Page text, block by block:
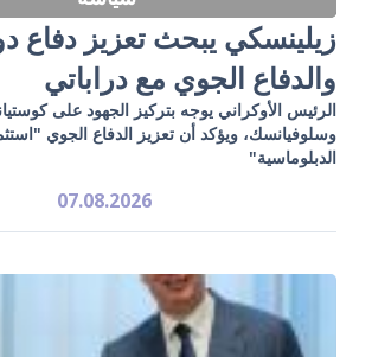
زيلينسكي يبحث تعزيز دفاع
والدفاع الجوي مع دراباتي
الرئيس الأوكراني يوجه بتركيز الجهود على
وسلوفيانسك، ويؤكد أن تعزيز الدفاع الجوي
الدبلوماسية"
07.08.2026